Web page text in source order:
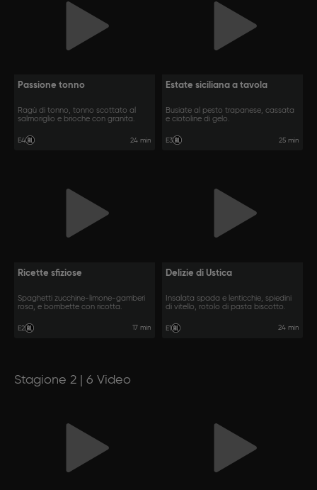
Passione tonno
Ragù di tonno, tonno scottato al
salmoriglio e brioche con granita.
E4 24 min
Estate siciliana a tavola
Busiate al pesto trapanese, cassata
e ciotoline di gelo.
E3 25 min
Ricette sfiziose
Spaghetti zucchine-limone-gamberi
rosa, e bombette con ricotta.
E2 17 min
Delizie di Ustica
Insalata spada e lenticchie, spiedini
di vitello, rotolo di pasta biscotto.
E1 24 min
Stagione 2 | 6 Video